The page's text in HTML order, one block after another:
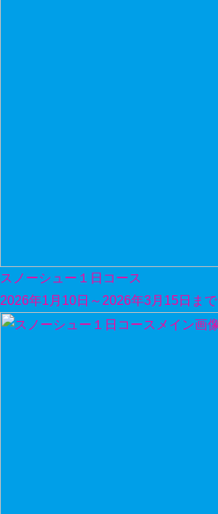
スノーシュー１日コース
2026年1月10日～2026年3月15日まで